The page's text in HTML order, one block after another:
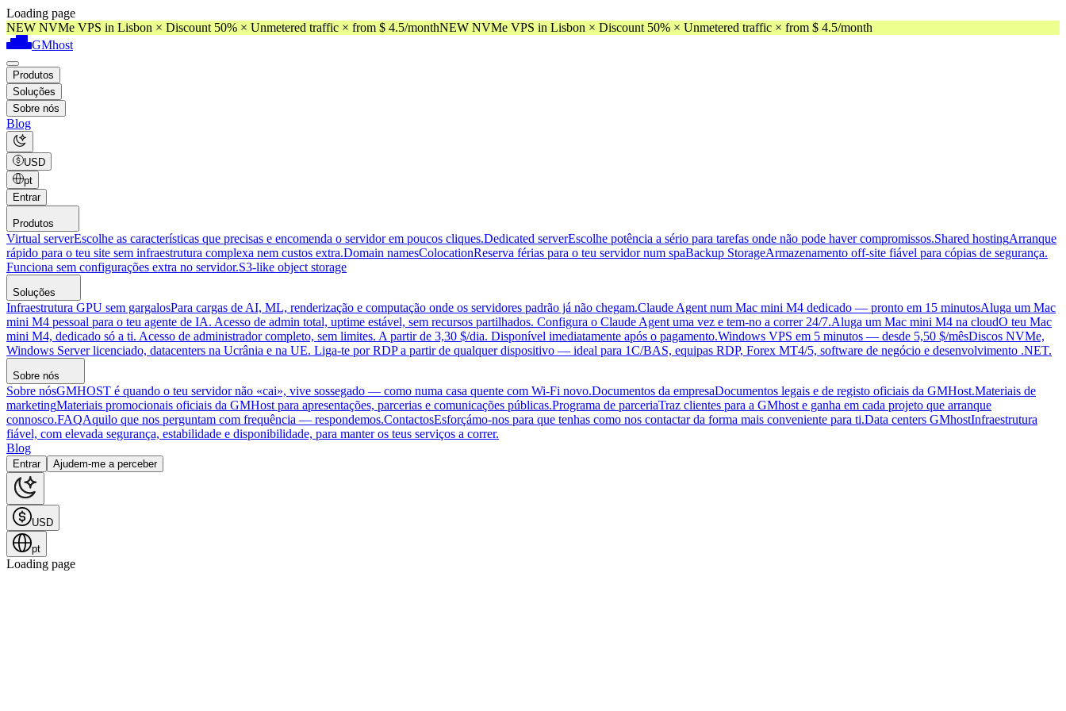
Loading page
NEW NVMe VPS in Lisbon × Discount 50% × Unmetered traffic × from $ 4.5/monthNEW NVMe VPS in Lisbon × Discount 50% × Unmetered traffic × from $ 4.5/month
GMhost
Produtos
Soluções
Sobre nós
Blog
USD
pt
Entrar
Produtos
Virtual serverEscolhe as características que precisas e encomenda o servidor em poucos cliques.Dedicated serverEscolhe potência a sério para tarefas onde não pode haver compromissos.Shared hostingArranque
rápido para o teu site sem infraestrutura complexa nem custos extra.Domain namesColocationReserva férias para o teu servidor num spaBackup StorageArmazenamento off-site fiável para cópias de segurança.
Funciona sem configurações extra no servidor.S3-like object storage
Soluções
Infraestrutura GPU sem gargalosPara cargas de AI, ML, renderização e computação onde os servidores padrão já não chegam.Claude Agent num Mac mini M4 dedicado — pronto em 15 minutosAluga um Mac
mini M4 pessoal para o teu agente de IA. Acesso de admin total, uptime estável, sem recursos partilhados. Configura o Claude Agent uma vez e tem-no a correr 24/7.Aluga um Mac mini M4 na cloudO teu Mac
mini M4, dedicado só a ti. Acesso de administrador completo, sem limites. A partir de 3,30 $/dia. Disponível imediatamente após o pagamento.Windows VPS em 5 minutos — desde 5,50 $/mêsDiscos NVMe,
Windows Server licenciado, datacenters na Ucrânia e na UE. Liga-te por RDP a partir de qualquer dispositivo — ideal para 1C/BAS, equipas RDP, Forex MT4/5, software de negócio e desenvolvimento .NET.
Sobre nós
Sobre nósGMHOST é quando o teu servidor não «cai», vive sossegado — como numa casa quente com Wi-Fi novo.Documentos da empresaDocumentos legais e de registo oficiais da GMHost.Materiais de
marketingMateriais promocionais oficiais da GMHost para apresentações, parcerias e comunicações públicas.Programa de parceriaTraz clientes para a GMhost e ganha em cada projeto que arranque
connosco.FAQAquilo que nos perguntam com frequência — respondemos.ContactosEsforçámo-nos para que tenhas como nos contactar da forma mais conveniente para ti.Data centers GMhostInfraestrutura
fiável, com elevada segurança, estabilidade e disponibilidade, para manter os teus serviços a correr.
Blog
Entrar Ajudem-me a perceber
USD
pt
Loading page